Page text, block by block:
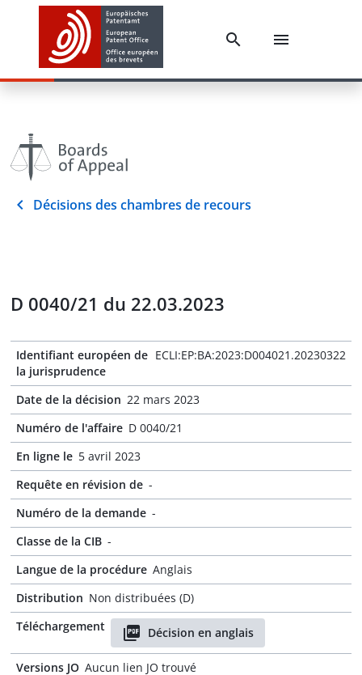
Décisions des chambres de recours
D 0040/21 du 22.03.2023
Identifiant européen de
la jurisprudence
ECLI:EP:BA:2023:D004021.20230322
Date de la décision 22 mars 2023
Numéro de l'affaire D 0040/21
En ligne le 5 avril 2023
Requête en révision de -
Numéro de la demande -
Classe de la CIB -
Langue de la procédure Anglais
Distribution Non distribuées (D)
Téléchargement
Décision en anglais
Versions JO Aucun lien JO trouvé